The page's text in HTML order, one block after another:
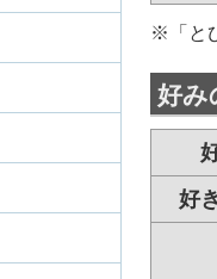
※「と
好み
好